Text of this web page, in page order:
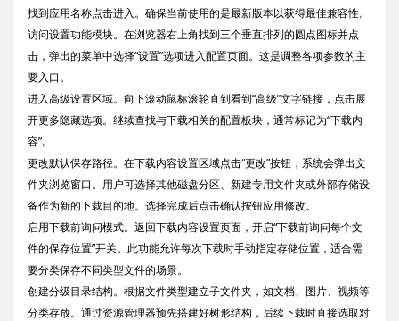
找到应用名称点击进入。确保当前使用的是最新版本以获得最佳兼容性。
访问设置功能模块。在浏览器右上角找到三个垂直排列的圆点图标并点
击，弹出的菜单中选择“设置”选项进入配置页面。这是调整各项参数的主
要入口。
进入高级设置区域。向下滚动鼠标滚轮直到看到“高级”文字链接，点击展
开更多隐藏选项。继续查找与下载相关的配置板块，通常标记为“下载内
容”。
更改默认保存路径。在下载内容设置区域点击“更改”按钮，系统会弹出文
件夹浏览窗口。用户可选择其他磁盘分区、新建专用文件夹或外部存储设
备作为新的下载目的地。选择完成后点击确认按钮应用修改。
启用下载前询问模式。返回下载内容设置页面，开启“下载前询问每个文
件的保存位置”开关。此功能允许每次下载时手动指定存储位置，适合需
要分类保存不同类型文件的场景。
创建分级目录结构。根据文件类型建立子文件夹，如文档、图片、视频等
分类存放。通过资源管理器预先搭建好树形结构，后续下载时直接选取对